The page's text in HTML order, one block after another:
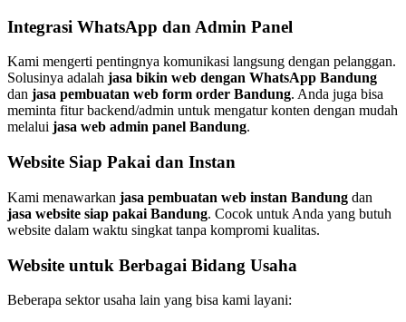
Integrasi WhatsApp dan Admin Panel
Kami mengerti pentingnya komunikasi langsung dengan pelanggan.
Solusinya adalah jasa bikin web dengan WhatsApp Bandung
dan jasa pembuatan web form order Bandung. Anda juga bisa
meminta fitur backend/admin untuk mengatur konten dengan mudah
melalui jasa web admin panel Bandung.
Website Siap Pakai dan Instan
Kami menawarkan jasa pembuatan web instan Bandung dan
jasa website siap pakai Bandung. Cocok untuk Anda yang butuh
website dalam waktu singkat tanpa kompromi kualitas.
Website untuk Berbagai Bidang Usaha
Beberapa sektor usaha lain yang bisa kami layani: